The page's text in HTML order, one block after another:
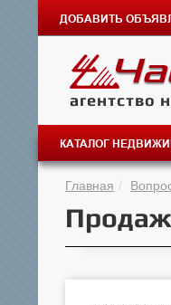
ДОБАВИТЬ
агентство
КАТАЛОГ
Главная